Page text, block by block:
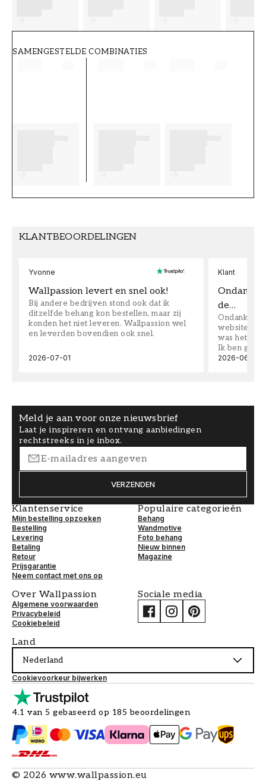
SAMENGESTELDE COMBINATIES
KLANTBEOORDELINGEN
Yvonne
Wallpassion levert en snel ook!
Bij andere bedrijven stond ook dat ik
ditzelfde behang kon bestellen, maar zij
konden het niet leveren. Wallpassion wel
en leverden bovendien ook snel.
2026-07-01
Klant
Ondanks
de…
Ondanks
website
was het
Ik ben
2026-06-08
Meld je aan voor onze nieuwsbrief
Laat je inspireren en ontvang aanbiedingen
rechtstreeks in je inbox.
VERZENDEN
Klantenservice
Mijn bestelling opzoeken
Bestelling
Levering
Betaling
Retour
Prijsgarantie
Neem contact met ons op
Populaire categorieën
Behang
Wandmotive
Foto behang
Nieuw binnen
Magazine
Over Wallpassion
Algemene voorwaarden
Privacybeleid
Cookiebeleid
Sociale media
Land
Nederland
Cookievoorkeur bijwerken
4.1 van 5 gebaseerd op 185 beoordelingen
© 2026 www.wallpassion.eu